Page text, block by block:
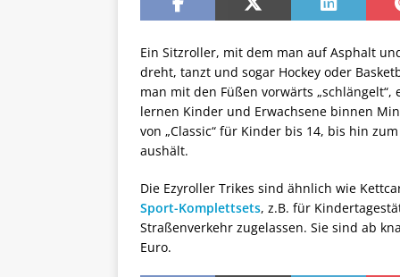
Ein Sitzroller, mit dem man auf Asphalt
dreht, tanzt und sogar Hockey oder
man mit den Füßen vorwärts
lernen Kinder und Erwachsene binnen
von „Classic“ für Kinder bis 14, bis hin
aushält.
Die Ezyroller Trikes sind ähnlich wie
Sport-Komplettsets, z.B. für
Straßenverkehr zugelassen. Sie sind ab
Euro.